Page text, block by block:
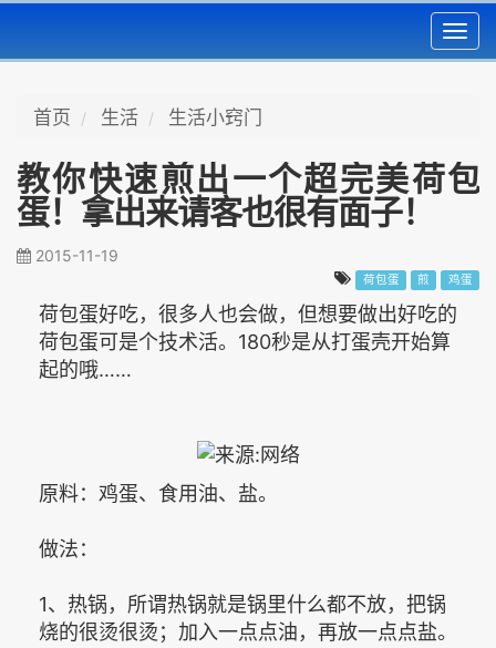
首页 生活 生活小窍门
教你快速煎出一个超完美荷包
蛋！拿出来请客也很有面子！
2015-11-19
荷包蛋 煎 鸡蛋
荷包蛋好吃，很多人也会做，但想要做出好吃的
荷包蛋可是个技术活。180秒是从打蛋壳开始算
起的哦……
原料：鸡蛋、食用油、盐。
做法：
1、热锅，所谓热锅就是锅里什么都不放，把锅
烧的很烫很烫；加入一点点油，再放一点点盐。